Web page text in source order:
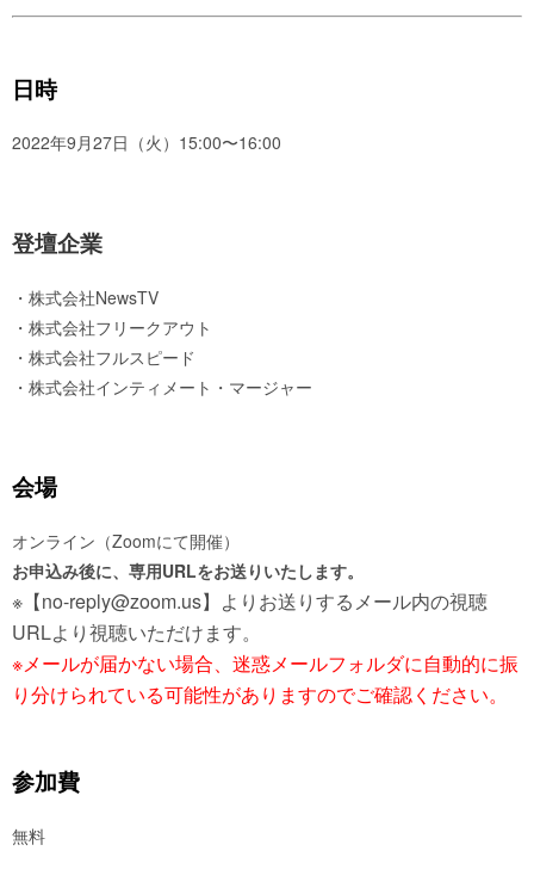
日時
2022年9月27日（火）15:00〜16:00
登壇企業
・株式会社NewsTV
・株式会社フリークアウト
・株式会社フルスピード
・株式会社インティメート・マージャー
会場
オンライン（Zoomにて開催）
お申込み後に、専用URLをお送りいたします。
※【no-reply@zoom.us】よりお送りするメール内の視聴
URLより視聴いただけます。
※メールが届かない場合、迷惑メールフォルダに自動的に振
り分けられている可能性がありますのでご確認ください。
参加費
無料